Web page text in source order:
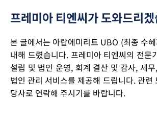
프레미아 티엔씨가 도와드리
본 글에서는 아랍에미리트 UBO (최종 수
내해 드렸습니다. 프레미아 티엔씨의 전문
설립 및 법인 운영, 회계 결산 및 감사, 세
법인 관리 서비스를 제공해 드립니다. 관련
당사로 연락해 주시기를 바랍니다.